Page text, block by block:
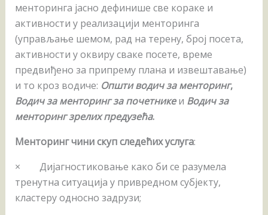
менторинга јасно дефинише све кораке и
активности у реализацији менторинга
(управљање шемом, рад на терену, број посета,
активности у оквиру сваке посете, време
предвиђено за припрему плана и извештавање)
и то кроз водиче: Општи водич за менторинг,
Водич за менторинг за почетнике и Водич за
менторинг зрелих предузећа.
Менторинг чини скуп следећих услуга:
× Дијагностиковање како би се разумела
тренутна ситуација у привредном субјекту,
кластеру односно задрузи;